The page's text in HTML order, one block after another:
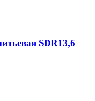
SDR13,6